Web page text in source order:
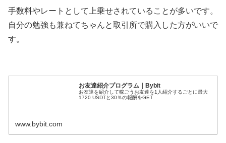
手数料やレートとして上乗せされていることが多いです。
自分の勉強も兼ねてちゃんと取引所で購入した方がいいで
す。
お友達紹介プログラム｜Bybit
お友達を紹介して稼ごうお友達を1人紹介するごとに最大
1720 USDTと30％の報酬をGET
www.bybit.com